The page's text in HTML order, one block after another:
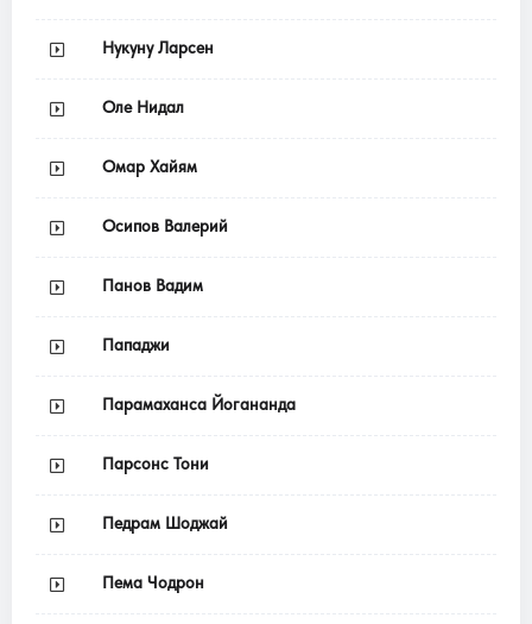
Нукуну Ларсен
Оле Нидал
Омар Хайям
Осипов Валерий
Панов Вадим
Пападжи
Парамаханса Йогананда
Парсонс Тони
Педрам Шоджай
Пема Чодрон